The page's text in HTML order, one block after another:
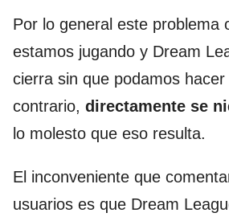
Por lo general este problema
estamos jugando y Dream
cierra sin que podamos
contrario, directamente se
lo molesto que eso resulta.
El inconveniente que
usuarios es que Dream